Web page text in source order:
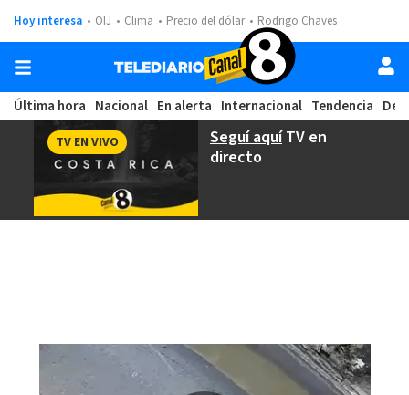
Hoy interesa OIJ Clima Precio del dólar Rodrigo Chaves
Última hora Nacional En alerta Internacional Tendencia
Seguí aquíTV en
directo
TV EN VIVO